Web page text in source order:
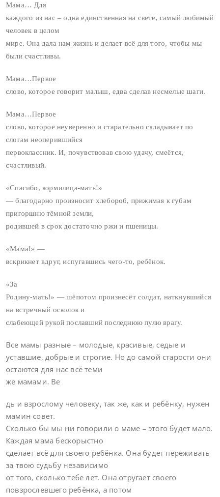
Мама… Для
каждого из нас – одна единственная на свете, самый любимый
человек в целом
мире. Она дала нам жизнь и делает всё для того, чтобы мы
были счастливы.
Мама…Первое
слово, которое говорит малыш, едва сделав несмелые шаги.
Мама…Первое
слово, которое неуверенно и старательно складывает по
слогам неоперившийся
первоклассник. И, почувствовав свою удачу, смеётся,
счастливый.
«Спасибо, кормилица-мать!»
— благодарно произносит хлебороб, прижимая к губам
пригоршню тёмной земли,
родившей в срок достаточно ржи и пшеницы.
«Мама!» —
вскрикнет вдруг, испугавшись чего-то, ребёнок.
«За
Родину-мать!» — шёпотом произнесёт солдат, наткнувшийся
на встречный осколок и
слабеющей рукой пославший последнюю пулю врагу.
Все мамы разные – молодые, красивые, седые и
уставшие, добрые и строгие. Но до самой старости они
остаются для нас всё теми
же мамами. Ве
дь и взрослому человеку, так же, как и ребёнку, нужен
мамин совет.
Сколько бы мы ни говорили о маме – этого будет мало.
Каждая мама бескорыстно
сделает всё для своего ребёнка. Она будет переживать
за твою судьбу независимо
от того, сколько тебе лет. Она отругает своего
повзрослевшего ребёнка, а потом